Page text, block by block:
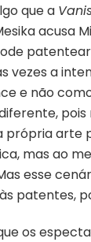
que a
acusa
vezes a
e não
própria
mas ao
esse
patentes,
os